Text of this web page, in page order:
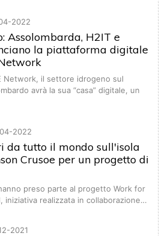
2022
Assolombarda, H2IT e
la piattaforma digitale
Network, il settore idrogeno sul
avrà la sua “casa” digitale, un
2022
da tutto il mondo sull'isola
Crusoe per un progetto di
preso parte al progetto Work for
iniziativa realizzata in collaborazione…
2021